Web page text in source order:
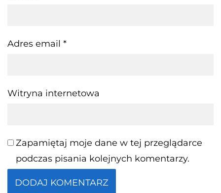
Adres email *
Witryna internetowa
Zapamiętaj moje dane w tej przeglądarce
podczas pisania kolejnych komentarzy.